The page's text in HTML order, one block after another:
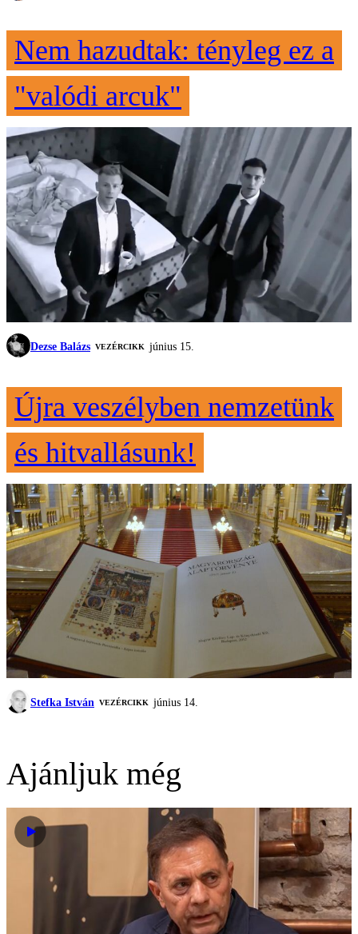
Nem hazudtak: tényleg ez a
"valódi arcuk"
Dezse Balázs VEZÉRCIKK június 15.
Újra veszélyben nemzetünk
és hitvallásunk!
Stefka István VEZÉRCIKK június 14.
Ajánljuk még